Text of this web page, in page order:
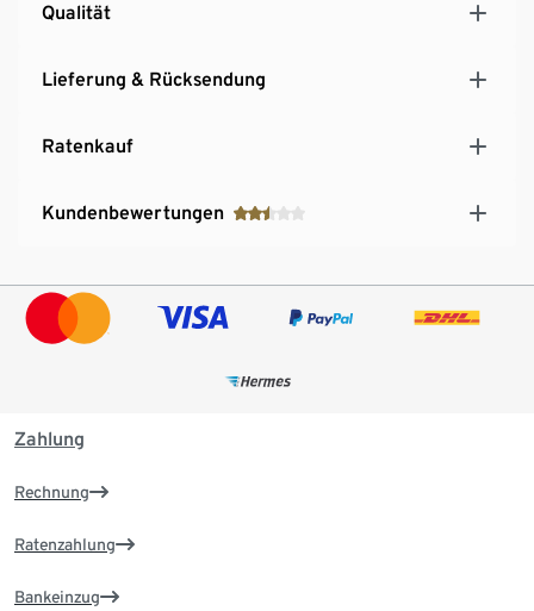
Qualität
Lieferung & Rücksendung
Ratenkauf
Kundenbewertungen
Zahlung
Rechnung
Ratenzahlung
Bankeinzug